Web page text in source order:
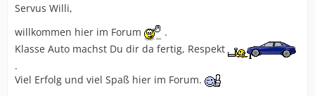
Servus Willi,
willkommen hier im Forum
.
Klasse Auto machst Du dir da fertig, Respekt
.
Viel Erfolg und viel Spaß hier im Forum.